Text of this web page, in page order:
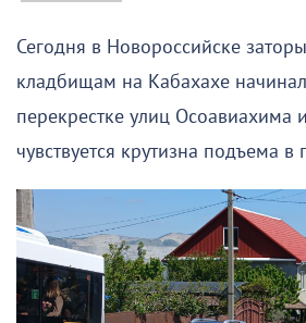
Сегодня в Новороссийске
кладбищам на Кабахахе
перекрестке улиц Осоавиахима
чувствуется крутизна подъема в